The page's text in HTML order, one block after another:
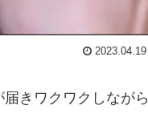
2023.04.19
きワクワクしながら